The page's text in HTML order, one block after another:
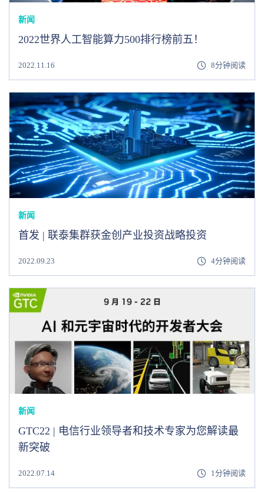
新闻
2022世界人工智能算力500排行榜前五！
2022.11.16 8分钟阅读
新闻
首发 | 联泰集群获金创产业投资战略投资
2022.09.23 4分钟阅读
新闻
GTC22 | 电信行业领导者和技术专家为您解读最
新突破
2022.07.14 1分钟阅读